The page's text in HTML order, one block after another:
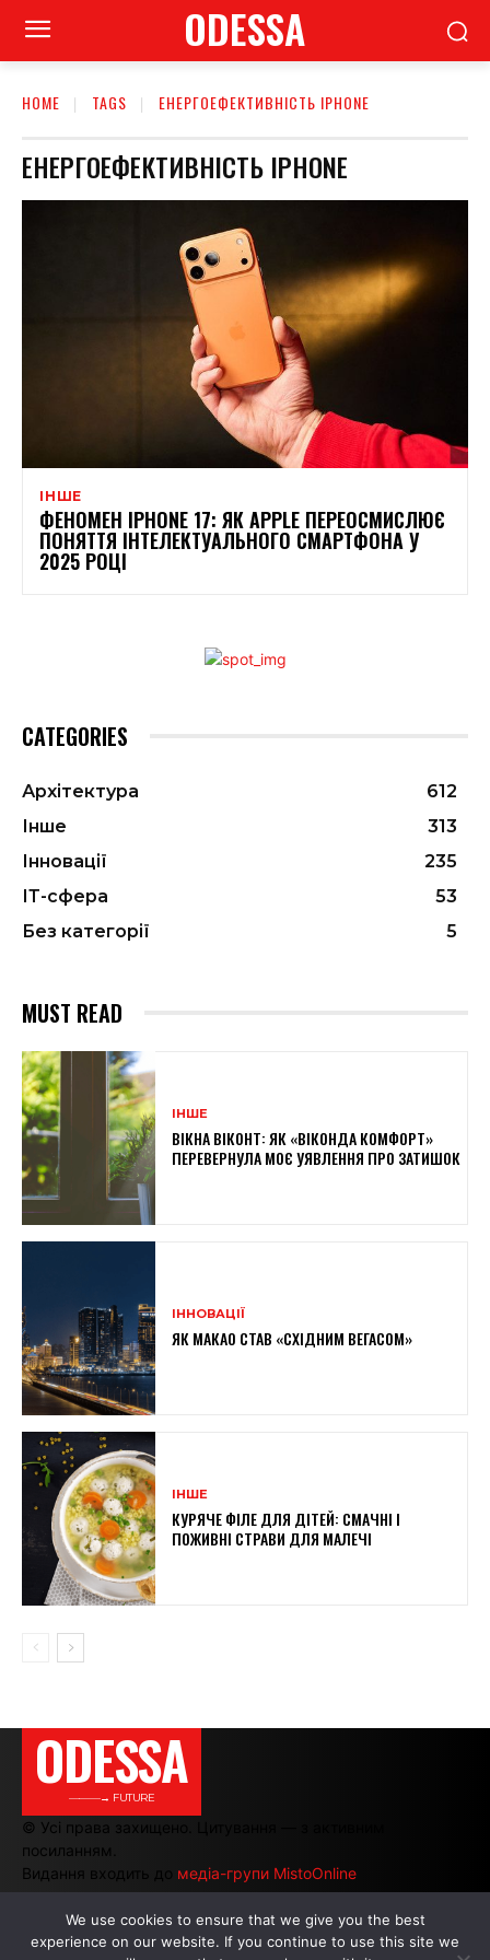
ODESSA
HOME TAGS ЕНЕРГОЕФЕКТИВНІСТЬ IPHONE
ЕНЕРГОЕФЕКТИВНІСТЬ IPHONE
ІНШЕ
ФЕНОМЕН IPHONE 17: ЯК APPLE ПЕРЕОСМИСЛЮЄ
ПОНЯТТЯ ІНТЕЛЕКТУАЛЬНОГО СМАРТФОНА У
2025 РОЦІ
CATEGORIES
Архітектура
612
Інше
313
Інновації
235
ІТ-сфера
53
Без категорії
5
MUST READ
ІНШЕ
ВІКНА ВІКОНТ: ЯК «ВІКОНДА КОМФОРТ»
ПЕРЕВЕРНУЛА МОЄ УЯВЛЕННЯ ПРО ЗАТИШОК
ІННОВАЦІЇ
ЯК МАКАО СТАВ «СХІДНИМ ВЕГАСОМ»
ІНШЕ
КУРЯЧЕ ФІЛЕ ДЛЯ ДІТЕЙ: СМАЧНІ І
ПОЖИВНІ СТРАВИ ДЛЯ МАЛЕЧІ
ODESSA
———→ FUTURE
© Усі права захищено. Цитування — з активним
посиланням.
Видання входить до медіа-групи MistoOnline
АВТОРИ | РЕКЛАМА НА САЙТІ
We use cookies to ensure that we give you the best
experience on our website. If you continue to use this site we